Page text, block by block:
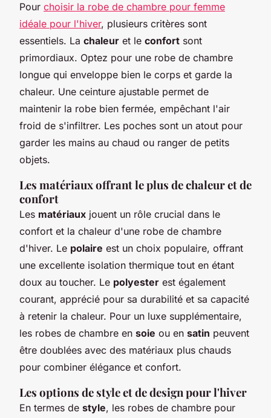
Pour choisir la robe de chambre pour femme
idéale pour l'hiver, plusieurs critères sont
essentiels. La chaleur et le confort sont
primordiaux. Optez pour une robe de chambre
longue qui enveloppe bien le corps et garde la
chaleur. Une ceinture ajustable permet de
maintenir la robe bien fermée, empêchant l'air
froid de s'infiltrer. Les poches sont un atout pour
garder les mains au chaud ou ranger de petits
objets.
Les matériaux offrant le plus de chaleur et de
confort
Les matériaux jouent un rôle crucial dans le
confort et la chaleur d'une robe de chambre
d'hiver. Le polaire est un choix populaire, offrant
une excellente isolation thermique tout en étant
doux au toucher. Le polyester est également
courant, apprécié pour sa durabilité et sa capacité
à retenir la chaleur. Pour un luxe supplémentaire,
les robes de chambre en soie ou en satin peuvent
être doublées avec des matériaux plus chauds
pour combiner élégance et confort.
Les options de style et de design pour l'hiver
En termes de style, les robes de chambre pour